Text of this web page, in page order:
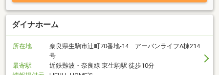
ダイナホーム
所在地
奈良県生駒市辻町70番地-14 アーバンライフA棟214
号
最寄駅
近鉄難波・奈良線 東生駒駅 徒歩10分